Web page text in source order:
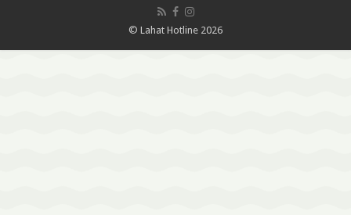
© Lahat Hotline 2026